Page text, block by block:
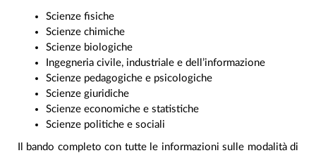
Scienze fisiche
Scienze chimiche
Scienze biologiche
Ingegneria civile, industriale e dell’informazione
Scienze pedagogiche e psicologiche
Scienze giuridiche
Scienze economiche e statistiche
Scienze politiche e sociali
Il bando completo con tutte le informazioni sulle modalità di